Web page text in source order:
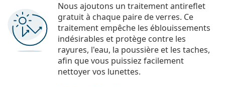
Nous ajoutons un traitement antireflet
gratuit à chaque paire de verres. Ce
traitement empêche les éblouissements
indésirables et protège contre les
rayures, l'eau, la poussière et les taches,
afin que vous puissiez facilement
nettoyer vos lunettes.